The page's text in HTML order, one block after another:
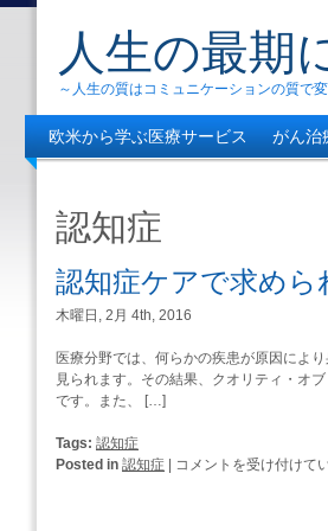
人生の最期
～人生の質はコミュニケーションの質で
欧米から学ぶ医療サービス がん治
認知症
認知症ケアで求めら
木曜日, 2月 4th, 2016
医療分野では、何らかの疾患が原因によ
見られます。その結果、クオリティ・オ
です。また、 […]
Tags: 認知症
Posted in 認知症
認
コメントを受け付けて